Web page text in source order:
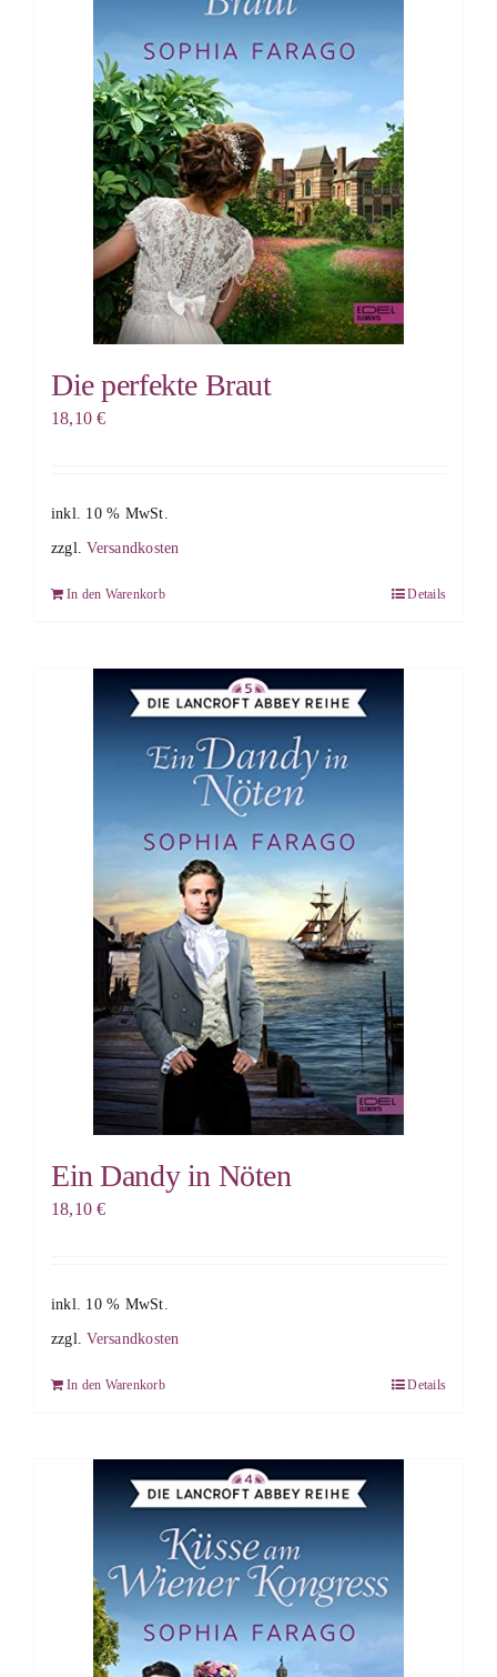
Die perfekte Braut
18,10€
inkl. 10 % MwSt.
zzgl.Versandkosten
In den Warenkorb Details
Ein Dandy in Nöten
18,10€
inkl. 10 % MwSt.
zzgl.Versandkosten
In den Warenkorb Details